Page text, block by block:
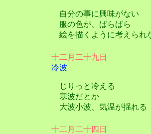
自分の事に興味がない
服の色が、ばらばら
絵を描くように考えられ
十二月二十九日
冷波
じりっと冷える
寒波だとか
大波小波、気温が揺れる
十二月二十四日